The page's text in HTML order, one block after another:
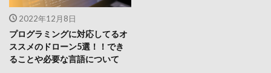
2022年12月8日
プログラミングに対応してるオ
ススメのドローン5選！！でき
ることや必要な言語について